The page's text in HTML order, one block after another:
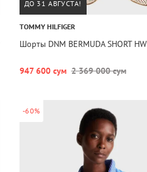
ДО 31 АВГУСТА!
TOMMY HILFIGER
Шорты DNM BERMUDA SHORT
947 600 сум 2 369 000 сум
-60%